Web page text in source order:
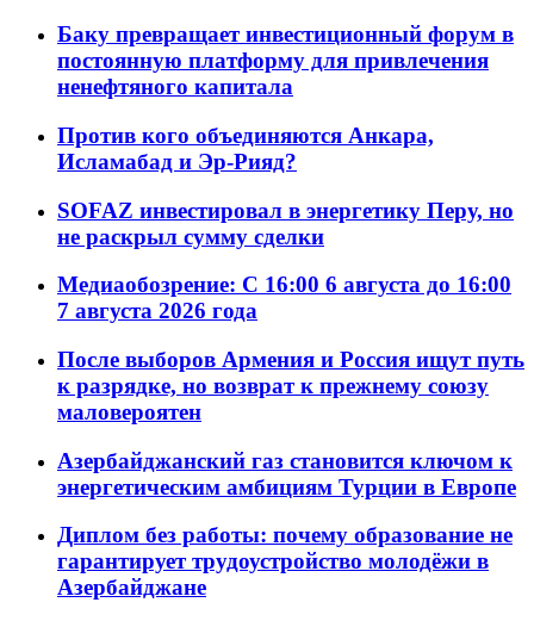
Баку превращает инвестиционный форум в
постоянную платформу для привлечения
ненефтяного капитала
Против кого объединяются Анкара,
Исламабад и Эр-Рияд?
SOFAZ инвестировал в энергетику Перу, но
не раскрыл сумму сделки
Медиаобозрение: С 16:00 6 августа до 16:00
7 августа 2026 года
После выборов Армения и Россия ищут путь
к разрядке, но возврат к прежнему союзу
маловероятен
Азербайджанский газ становится ключом к
энергетическим амбициям Турции в Европе
Диплом без работы: почему образование не
гарантирует трудоустройство молодёжи в
Азербайджане